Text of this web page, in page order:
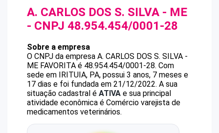
A. CARLOS DOS S. SILVA - ME
- CNPJ 48.954.454/0001-28
Sobre a empresa
O CNPJ da empresa A. CARLOS DOS S. SILVA -
ME FAVORITA é 48.954.454/0001-28. Com
sede em IRITUIA, PA, possui 3 anos, 7 meses e
17 dias e foi fundada em 21/12/2022. A sua
situação cadastral é ATIVA e sua principal
atividade econômica é Comércio varejista de
medicamentos veterinários.